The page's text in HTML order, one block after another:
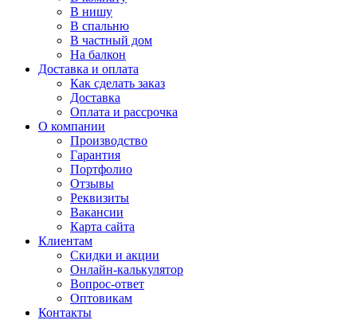
В нишу
В спальню
В частный дом
На балкон
Доставка и оплата
Как сделать заказ
Доставка
Оплата и рассрочка
О компании
Производство
Гарантия
Портфолио
Отзывы
Реквизиты
Вакансии
Карта сайта
Клиентам
Скидки и акции
Онлайн-калькулятор
Вопрос-ответ
Оптовикам
Контакты